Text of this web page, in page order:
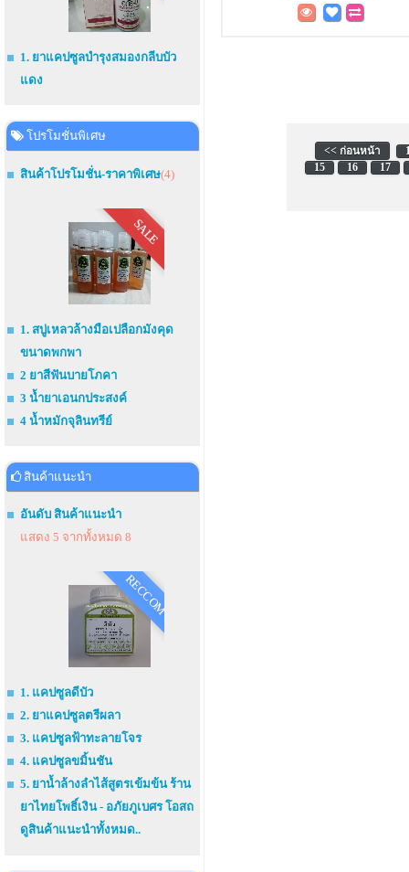
1. ยาแคปซูลบำรุงสมองกลีบบัว
แดง
โปรโมชั่นพิเศษ
สินค้าโปรโมชั่น-ราคาพิเศษ(4)
SALE
1. สบู่เหลวล้างมือเปลือกมังคุด
ขนาดพกพา
2 ยาสีฟันบายโภคา
3 น้ำยาเอนกประสงค์
4 น้ำหมักจุลินทรีย์
สินค้าแนะนำ
อันดับ สินค้าแนะนำ
แสดง 5 จากทั้งหมด 8
RECCOM
1. แคปซูลดีบัว
2. ยาแคปซูลตรีผลา
3. แคปซูลฟ้าทะลายโจร
4. แคปซูลขมิ้นชัน
5. ยาน้ำล้างลำไส้สูตรเข้มข้น ร้าน
ยาไทยโพธิ์เงิน - อภัยภูเบศร โอสถ
ดูสินค้าแนะนำทั้งหมด..
<< ก่อนหน้า
15
16 17